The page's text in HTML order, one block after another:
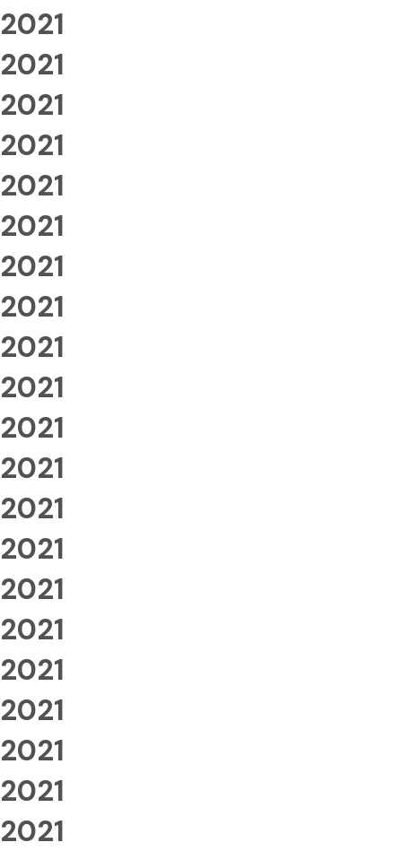
2021
2021
2021
2021
2021
2021
2021
2021
2021
2021
2021
2021
2021
2021
2021
2021
2021
2021
2021
2021
2021